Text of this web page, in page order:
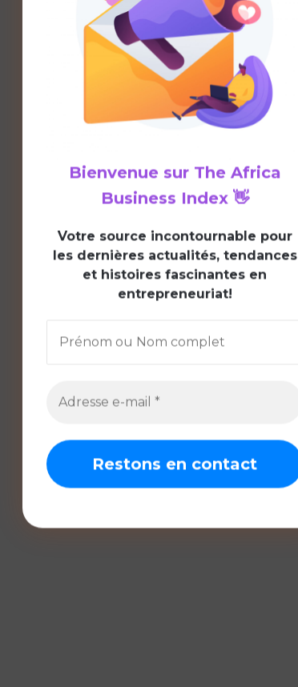
Bienvenue surThe Africa
Business Index👋
Votre source incontournable pour
les dernières actualités, tendances
et histoires fascinantes en
entrepreneuriat!